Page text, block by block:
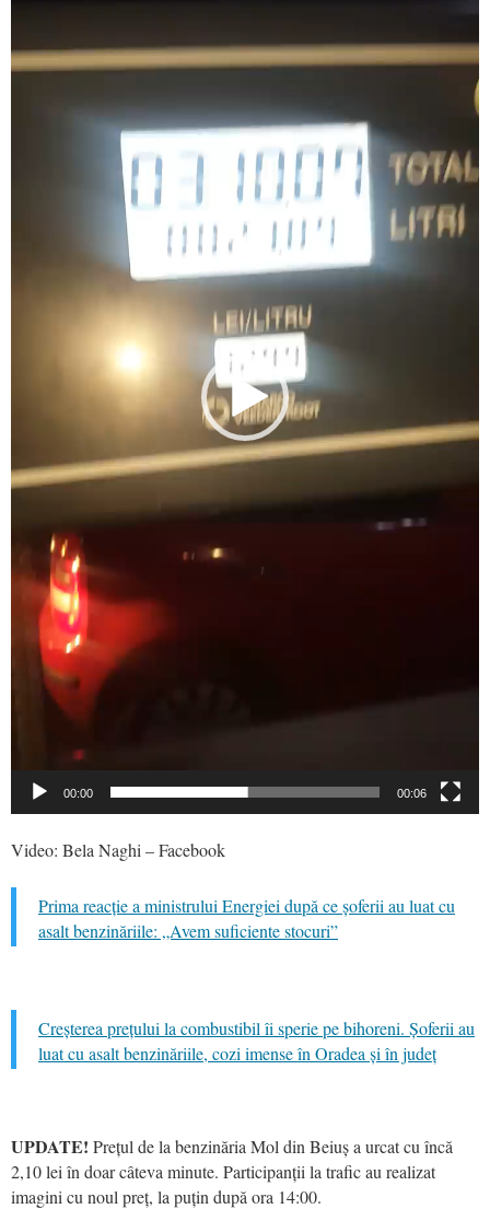
00:00 00:06
Video: Bela Naghi – Facebook
Prima reacție a ministrului Energiei după ce șoferii au luat cu
asalt benzinăriile: „Avem suficiente stocuri”
Creșterea prețului la combustibil îi sperie pe bihoreni. Șoferii au
luat cu asalt benzinăriile, cozi imense în Oradea și în județ
UPDATE! Prețul de la benzinăria Mol din Beiuș a urcat cu încă
2,10 lei în doar câteva minute. Participanții la trafic au realizat
imagini cu noul preț, la puțin după ora 14:00.